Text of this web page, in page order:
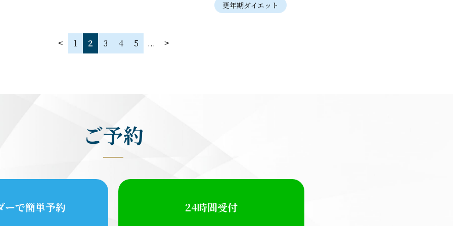
更年期ダイエット
1 2 3 4 5 ...
ご予約
ーで簡単予約 24時間受付